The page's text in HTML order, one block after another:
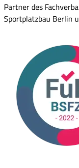
Partner des
Sportplatzbau Berlin